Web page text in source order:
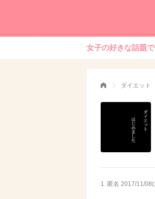
女子の好きな話題
ダイエット
1. 匿名 2017/11/